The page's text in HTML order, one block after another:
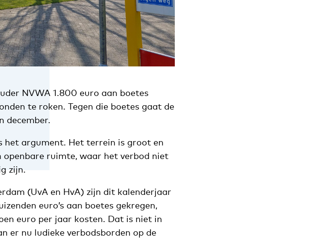
NVWA 1.800 euro aan boetes
te roken. Tegen die boetes gaat de
december.
het argument. Het terrein is groot en
ruimte, waar het verbod niet
zijn.
(UvA en HvA) zijn dit kalenderjaar
euro’s aan boetes gekregen,
euro per jaar kosten. Dat is niet in
er nu ludieke verbodsborden op de